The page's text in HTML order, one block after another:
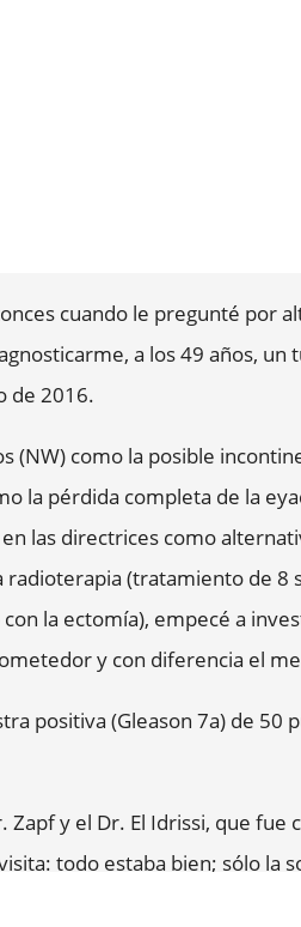
cuando le pregunté por
a los 49 años, un
de 2016.
como la posible
la pérdida completa de la
las directrices como
(tratamiento de 8
la ectomía), empecé a
y con diferencia el
positiva (Gleason 7a) de 50
y el Dr. El Idrissi, que
todo estaba bien; sólo la